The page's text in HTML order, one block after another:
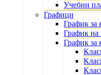
Учебни
Графици
График за
График на
График за